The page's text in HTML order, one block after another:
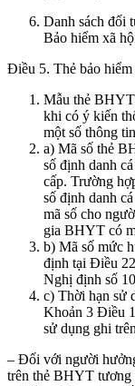
Danh sách đối
Bảo hiểm xã
Điều 5. Thẻ bảo hiểm
Mẫu thẻ BHYT
khi có ý kiến
một số thông
a) Mã số thẻ
số định danh
cấp. Trường
số định danh
mã số cho
gia BHYT có
b) Mã số mức
định tại Điều
Nghị định số
c) Thời hạn sử
Khoản 3 Điều
sử dụng ghi
– Đối với người
trên thẻ BHYT tương